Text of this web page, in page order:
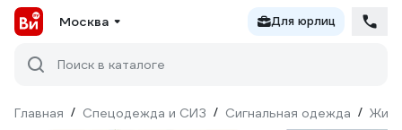
Москва Для юрлиц
Поиск в каталоге
Главная / Спецодежда и СИЗ / Сигнальная одежда /